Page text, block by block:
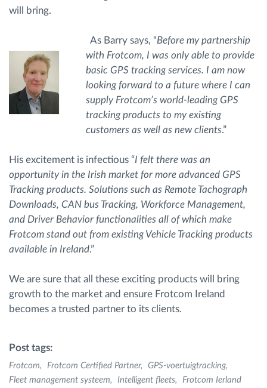
Besparingscalculator
will bring.
As Barry says, “Before my partnership
with Frotcom, I was only able to provide
basic GPS tracking services. I am now
looking forward to a future where I can
supply Frotcom’s world-leading GPS
tracking products to my existing
customers as well as new clients.”
His excitement is infectious “I felt there was an
opportunity in the Irish market for more advanced GPS
Tracking products. Solutions such as Remote Tachograph
Downloads, CAN bus Tracking, Workforce Management,
and Driver Behavior functionalities all of which make
Frotcom stand out from existing Vehicle Tracking products
available in Ireland.”
We are sure that all these exciting products will bring
growth to the market and ensure Frotcom Ireland
becomes a trusted partner to its clients.
Post tags:
Frotcom Frotcom Certified Partner
GPS-voertuigtracking
Fleet management systeem
Intelligent fleets Frotcom Ierland